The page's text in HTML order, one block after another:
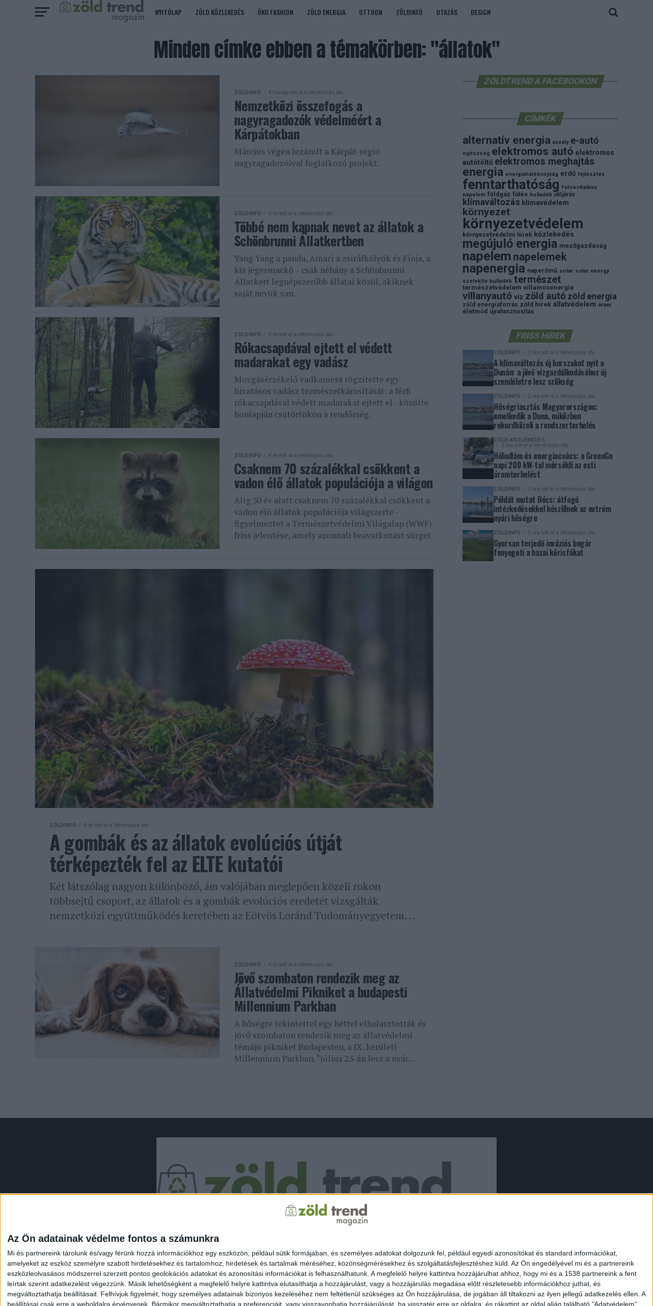
Az Ön adatainak védelme fontos a számunkra
Mi és partnereink tárolunk és/vagy férünk hozzá információkhoz egy eszközön, például sütik formájában, és személyes adatokat dolgozunk fel, például egyedi azonosítókat és standard információkat,
amelyeket az eszköz személyre szabott hirdetésekhez és tartalomhoz, hirdetések és tartalmak méréséhez, közönségmérésekhez és szolgáltatásfejlesztéshez küld. Az Ön engedélyével mi és a partnereink
eszközleolvasásos módszerrel szerzett pontos geolokációs adatokat és azonosítási információkat is felhasználhatunk. A megfelelő helyre kattintva hozzájárulhat ahhoz, hogy mi és a 1538 partnereink a fent
leírtak szerint adatkezelést végezzünk. Másik lehetőségként a megfelelő helyre kattintva elutasíthatja a hozzájárulást, vagy a hozzájárulás megadása előtt részletesebb információkhoz juthat, és
megváltoztathatja beállításait. Felhívjuk figyelmét, hogy személyes adatainak bizonyos kezeléséhez nem feltétlenül szükséges az Ön hozzájárulása, de jogában áll tiltakozni az ilyen jellegű adatkezelés ellen. A
beállításai csak erre a weboldalra érvényesek. Bármikor megváltoztathatja a preferenciáit, vagy visszavonhatja hozzájárulását, ha visszatér erre az oldalra, és rákattint az oldal alján található "Adatvédelem"
NYITÓLAP ZÖLD KÖZLEKEDÉS ÖKO FASHION ZÖLD ENERGIA OTTHON ZÖLDINFÓ UTAZÁS DESIGN
Minden címke ebben a témakörben: "állatok"
ZÖLDINFÓ 4 hónap telt el a létrehozás óta
Nemzetközi összefogás a
nagyragadozók védelméért a
Kárpátokban
Március végén lezárult a Kárpát-régió
nagyragadozóival foglalkozó projekt.
ZÖLDINFÓ 3 év telt el a létrehozás óta
Többé nem kapnak nevet az állatok a
Schönbrunni Állatkertben
Yang Yang a panda, Amari a zsiráfkölyök és Finja, a
kis jegesmackó – csak néhány a Schönbrunni
Állatkert legnépszerűbb állatai közül, akiknek
saját nevük van.
ZÖLDINFÓ 4 év telt el a létrehozás óta
Rókacsapdával ejtett el védett
madarakat egy vadász
Mozgásérzékelő vadkamera rögzítette egy
hivatásos vadász természetkárosítását: a férfi
rókacsapdával védett madarakat ejtett el - közölte
honlapján csütörtökön a rendőrség.
ZÖLDINFÓ 4 év telt el a létrehozás óta
Csaknem 70 százalékkal csökkent a
vadon élő állatok populációja a világon
Alig 50 év alatt csaknem 70 százalékkal csökkent a
vadon élő állatok populációja világszerte -
figyelmeztet a Természetvédelmi Világalap (WWF)
friss jelentése, amely azonnali beavatkozást sürget.
ZÖLDINFÓ 4 év telt el a létrehozás óta
A gombák és az állatok evolúciós útját
térképezték fel az ELTE kutatói
Két látszólag nagyon különböző, ám valójában meglepően közeli rokon
többsejtű csoport, az állatok és a gombák evolúciós eredetét vizsgálták
nemzetközi együttműködés keretében az Eötvös Loránd Tudományegyetem...
ZÖLDINFÓ 4 év telt el a létrehozás óta
Jövő szombaton rendezik meg az
Állatvédelmi Pikniket a budapesti
Millennium Parkban
A hőségre tekintettel egy héttel elhalasztották és
jövő szombaton rendezik meg az állatvédelmi
témájú pikniket Budapesten, a IX. kerületi
Millennium Parkban. “Július 23-án lesz a nyár...
ZÖLDTREND A FACEBOOKON
CÍMKÉK
alternatív energia aszály e-autó
egészség elektromos autó elektromos
autótöltő elektromos meghajtás
energia energiahatékonyság erdő fejlesztés
fenntarthatóság fotovoltaikus
napelem földgáz fűtés hulladék időjárás
klímaváltozás klímavédelem
környezet
környezetvédelem
környezetvédelmi hírek közlekedés
megújuló energia mezőgazdaság
napelem napelemek
napenergia naperőmű solar solar energy
szelektiv hulladék természet
természetvédelem villamosenergia
villanyautó víz zöld autó zöld energia
zöld energiaforrás zöld hirek állatvédelem áram
életmód újrahasznosítás
FRISS HÍREK
ZÖLDINFÓ 2 óra telt el a létrehozás óta
A klímaváltozás új korszakot nyit a
Dunán: a jövő vízgazdálkodásához új
szemléletre lesz szükség
ZÖLDINFÓ 2 óra telt el a létrehozás óta
Hőségriasztás Magyarországon:
emelkedik a Duna, miközben
rekordközeli a rendszerterhelés
ZÖLD KÖZLEKEDÉS
2 óra telt el a létrehozás óta
Hőhullám és energiacsúcs: a GreenGo
napi 200 kW-tal mérsékli az esti
áramterhelést
ZÖLDINFÓ 2 óra telt el a létrehozás óta
Példát mutat Bécs: átfogó
intézkedésekkel készülnek az extrém
nyári hőségre
ZÖLDINFÓ 5 óra telt el a létrehozás óta
Gyorsan terjedő inváziós bogár
fenyegeti a hazai kőrisfákat
NYITÓLAP ZÖLD KÖZLEKEDÉS ÖKO FASHION ZÖLD ENERGIA OTTHON ZÖLDINFÓ UTAZÁS DESIGN